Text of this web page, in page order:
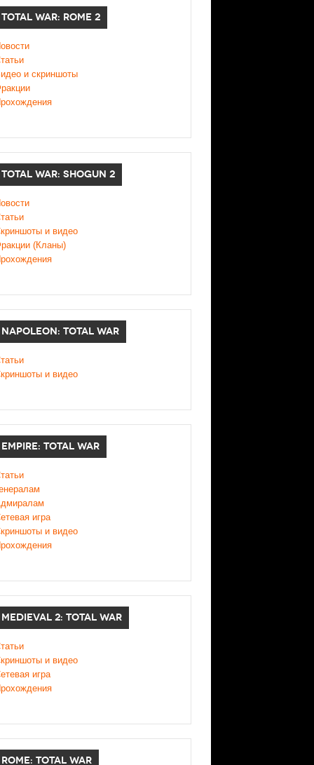
TOTAL WAR: ROME 2
и скриншоты
TOTAL WAR: SHOGUN 2
и видео
(Кланы)
NAPOLEON: TOTAL WAR
и видео
EMPIRE: TOTAL WAR
игра
и видео
MEDIEVAL 2: TOTAL WAR
и видео
игра
ROME: TOTAL WAR